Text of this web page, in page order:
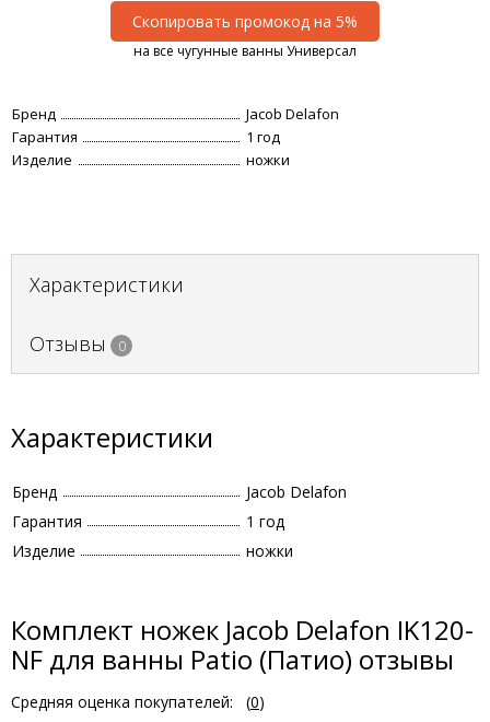
Скопировать промокод на 5%
на все чугунные ванны Универсал
Бренд
Jacob Delafon
Гарантия
1 год
Изделие
ножки
Характеристики
Отзывы 0
Характеристики
Бренд
Jacob Delafon
Гарантия
1 год
Изделие
ножки
Комплект ножек Jacob Delafon IK120-
NF для ванны Patio (Патио) отзывы
Средняя оценка покупателей: (0)